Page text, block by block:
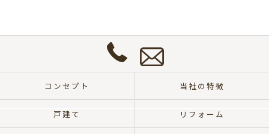
0572-
8700
合
わ
せ
は
ち
コンセプト 当社の特徴
戸建て リフォーム